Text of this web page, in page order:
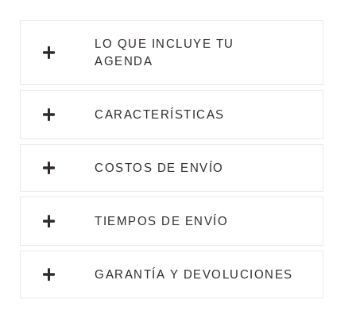
LO QUE INCLUYE TU
AGENDA
CARACTERÍSTICAS
COSTOS DE ENVÍO
TIEMPOS DE ENVÍO
GARANTÍA Y DEVOLUCIONES